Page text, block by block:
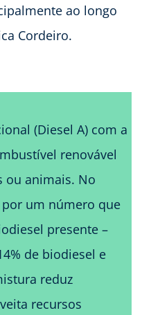
ao longo
Cordeiro.
(Diesel A) com a
renovável
ou animais. No
por um número que
presente –
de biodiesel e
reduz
recursos